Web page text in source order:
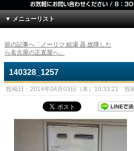
▼ メニューリスト
前の記事へ「ノーリツ 給湯 器 故障した
ら名古屋の正直屋へ」
140328_1257
投稿日：2014年04月03日（木）10:33:21 投